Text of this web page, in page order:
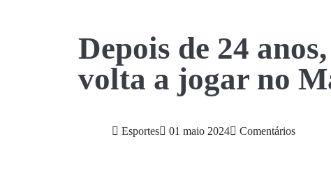
Depois de 24
volta a jogar no
Esportes 01 maio 2024 Comentários